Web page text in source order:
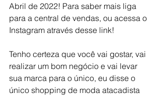
Abril de 2022! Para saber mais liga
para a central de vendas, ou acessa o
Instagram através desse link!
Tenho certeza que você vai gostar, vai
realizar um bom negócio e vai levar
sua marca para o único, eu disse o
único shopping de moda atacadista